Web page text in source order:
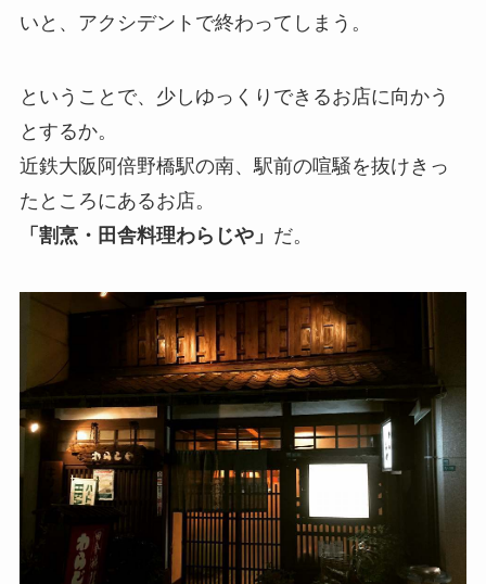
いと、アクシデントで終わってしまう。
ということで、少しゆっくりできるお店に向かう
とするか。
近鉄大阪阿倍野橋駅の南、駅前の喧騒を抜けきっ
たところにあるお店。
「割烹・田舎料理わらじや」 だ。